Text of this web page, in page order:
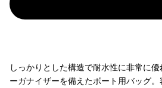
しっかりとした構造で耐水性に非常に
ーガナイザーを備えたボート用バッグ